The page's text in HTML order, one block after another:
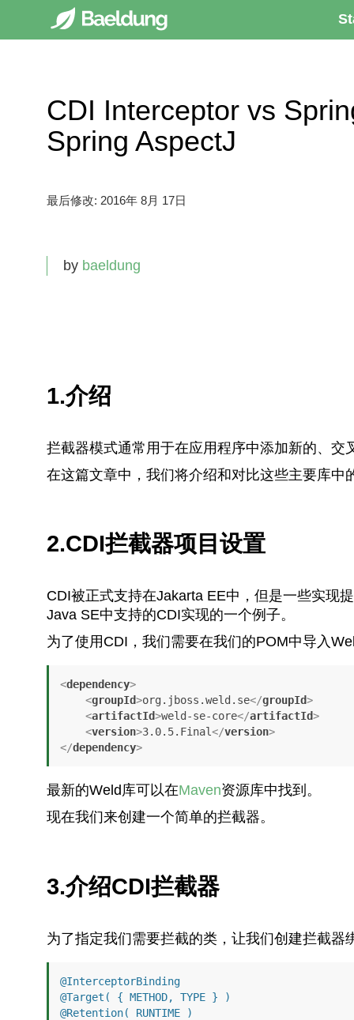
CDI Interceptor vs
Spring AspectJ
最后修改: 2016年 8月 17日
by baeldung
1.介绍
拦截器模式通常用于在应用程序中添加新的、
在这篇文章中，我们将介绍和对比这些主要库中
2.CDI拦截器项目设置
CDI被正式支持在Jakarta EE中，但是一些实现
Java SE中支持的CDI实现的一个例子。
为了使用CDI，我们需要在我们的POM中导入
<dependency>
<groupId>org.jboss.weld.se</groupId>
<artifactId>weld-se-core</artifactId>
<version>3.0.5.Final</version>
</dependency>
最新的Weld库可以在Maven资源库中找到。
现在我们来创建一个简单的拦截器。
3.介绍CDI拦截器
为了指定我们需要拦截的类，让我们创建拦截器
@InterceptorBinding
@Target( { METHOD, TYPE } )
@Retention( RUNTIME )